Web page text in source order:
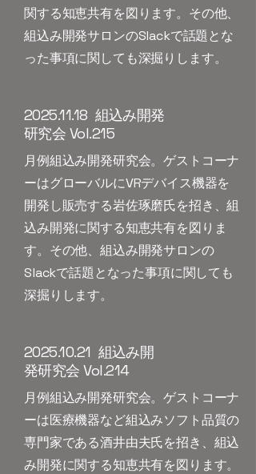
関する知恵共有を図ります。その他、
組込み開発サロンのSlackで話題とな
った事項に関しても深掘りします。
​2025.11.18 組込み開発
研究会 Vol.215
月例組込み開発研究会。ゲストコーナ
ーはグローバルにVRデバイス機器を
開発し販売する岩佐琢磨氏を招き、組
込み開発に関する知恵共有を図りま
す。その他、組込み開発サロンの
Slackで話題となった事項に関しても
深掘りします。
​2025.10.21 組込み開
発研究会 Vol.214
月例組込み開発研究会。ゲストコーナ
ーは医療機器など組込みソフト品質の
専門家である酒井由夫氏を招き、組込
み開発に関する知恵共有を図ります。